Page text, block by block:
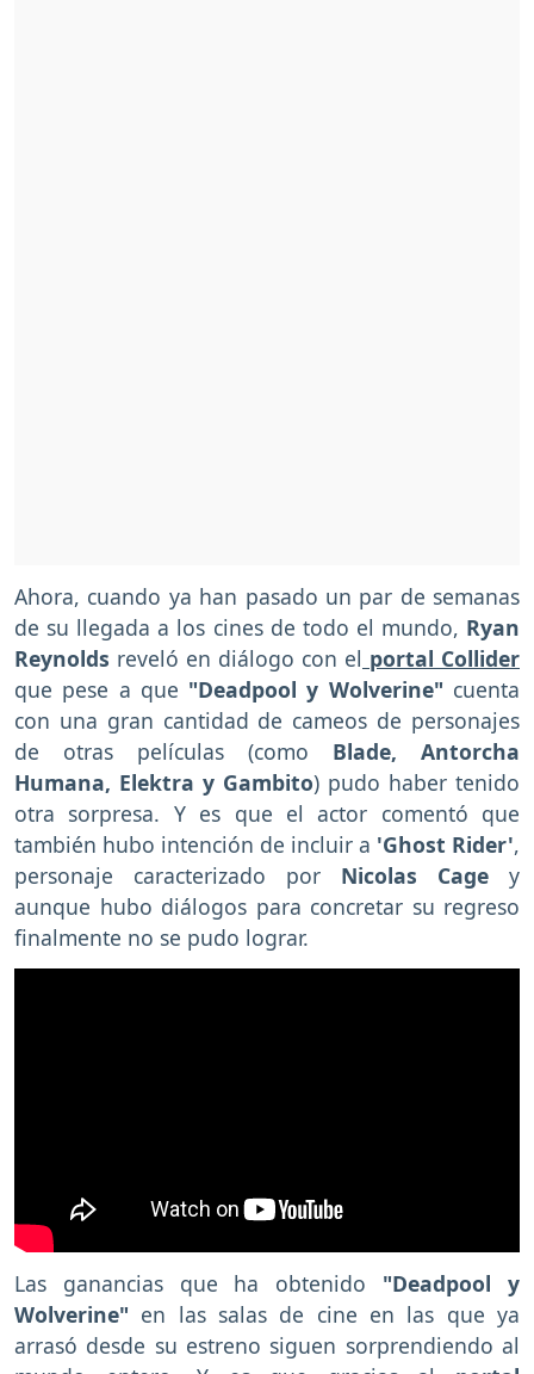
Ahora, cuando ya han pasado un par de semanas
de su llegada a los cines de todo el mundo, Ryan
Reynolds reveló en diálogo con el portal Collider
que pese a que "Deadpool y Wolverine" cuenta
con una gran cantidad de cameos de personajes
de otras películas (como Blade, Antorcha
Humana, Elektra y Gambito) pudo haber tenido
otra sorpresa. Y es que el actor comentó que
también hubo intención de incluir a 'Ghost Rider',
personaje caracterizado por Nicolas Cage y
aunque hubo diálogos para concretar su regreso
finalmente no se pudo lograr.
Las ganancias que ha obtenido "Deadpool y
Wolverine" en las salas de cine en las que ya
arrasó desde su estreno siguen sorprendiendo al